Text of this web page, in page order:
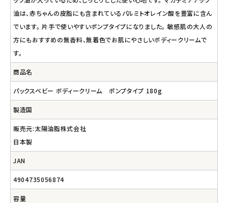
ようこそ ゲスト 様
meeting_room ログイン person 会員登録
油は、赤ちゃんの皮脂にも含まれているパルミトオレイン酸を豊富に含ん
でいます。 片手で使いやすいポンプタイプになりました。 敏感肌の大人の
方にもおすすめの無香料、無着色でお肌にやさしいボディークリームで
す。
商品名
パックスベビー ボディークリーム ポンプタイプ 180g
製造国
販売元:太陽油脂株式会社
日本製
JAN
4904735056874
容量